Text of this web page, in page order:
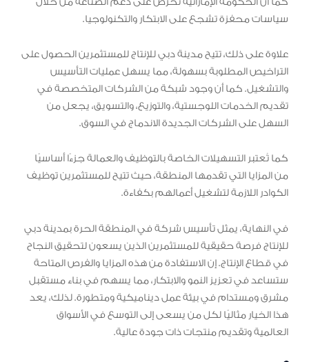
سياسات محفزة تشجع على الابتكار والتكنولوجيا.
علاوة على ذلك، تتيح مدينة دبي للإنتاج للمستثمرين الحصول على
التراخيص المطلوبة بسهولة، مما يسهل عمليات التأسيس
والتشغيل. كما أن وجود شبكة من الشركات المتخصصة في
تقديم الخدمات اللوجستية، والتوزيع، والتسويق، يجعل من
السهل على الشركات الجديدة الاندماج في السوق.
كما تُعتبر التسهيلات الخاصة بالتوظيف والعمالة جزءًا أساسيًا
من المزايا التي تقدمها المنطقة، حيث تتيح للمستثمرين توظيف
الكوادر اللازمة لتشغيل أعمالهم بكفاءة.
في النهاية، يمثل تأسيس شركة في المنطقة الحرة بمدينة دبي
للإنتاج فرصة حقيقية للمستثمرين الذين يسعون لتحقيق النجاح
في قطاع الإنتاج. إن الاستفادة من هذه المزايا والفرص المتاحة
ستساعد في تعزيز النمو والابتكار، مما يسهم في بناء مستقبل
مشرق ومستدام في بيئة عمل ديناميكية ومتطورة. لذلك، يعد
هذا الخيار مثاليًا لكل من يسعى إلى التوسع في الأسواق
العالمية وتقديم منتجات ذات جودة عالية.